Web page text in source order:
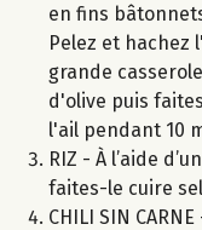
en fins
Pelez et hachez
grande
d'olive puis
l'ail pendant 10
RIZ - À l’aide
faites-le cuire
CHILI SIN